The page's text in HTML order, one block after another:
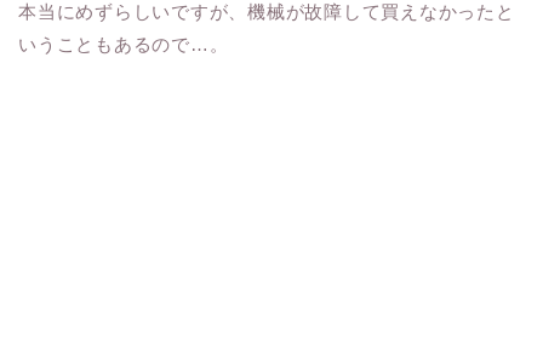
本当にめずらしいですが、機械が故障して買えなかったと
いうこともあるので…。